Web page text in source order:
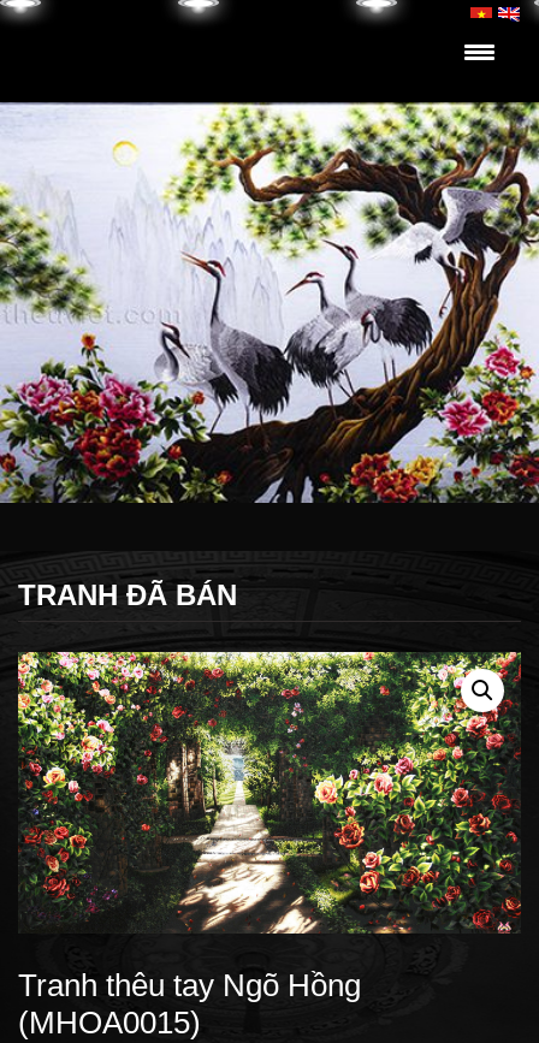
Skip to content
TRANH ĐÃ BÁN
Tranh thêu tay Ngõ Hồng
(MHOA0015)